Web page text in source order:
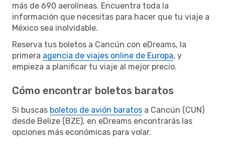
más de 690 aerolíneas. Encuentra toda la
información que necesitas para hacer que tu viaje a
México sea inolvidable.
Reserva tus boletos a Cancún con eDreams, la
primera agencia de viajes online de Europa, y
empieza a planificar tu viaje al mejor precio.
Cómo encontrar boletos baratos
Si buscas boletos de avión baratos a Cancún (CUN)
desde Belize (BZE), en eDreams encontrarás las
opciones más económicas para volar.